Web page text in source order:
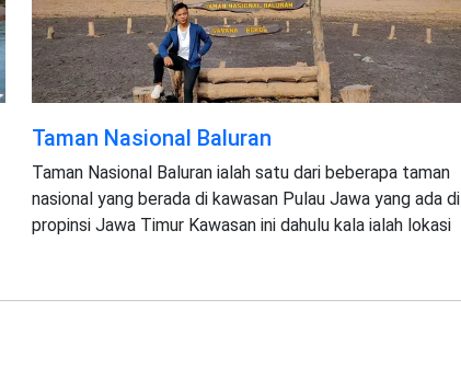
Taman Nasional Baluran
Taman Nasional Baluran ialah satu dari beberapa taman
nasional yang berada di kawasan Pulau Jawa yang ada di
propinsi Jawa Timur Kawasan ini dahulu kala ialah lokasi